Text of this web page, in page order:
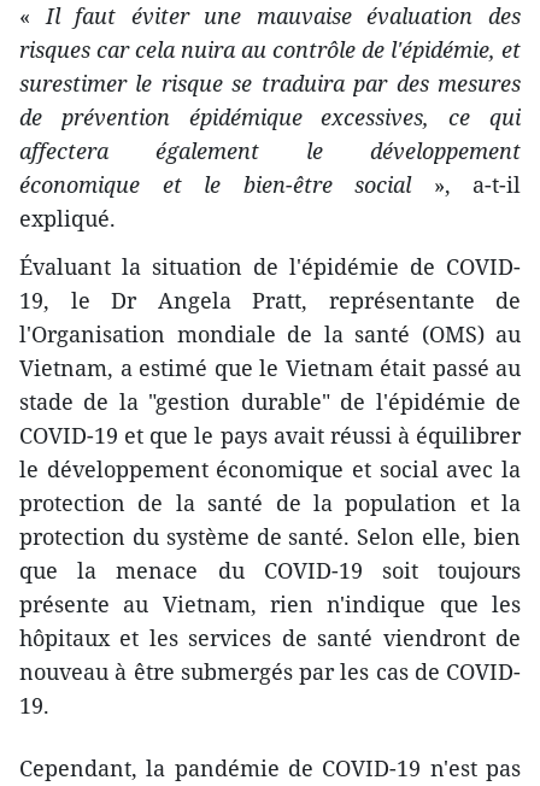
«Il faut éviter une mauvaise évaluation des
risques car cela nuira au contrôle de l'épidémie, et
surestimer le risque se traduira par des mesures
de prévention épidémique excessives, ce qui
affectera également le développement
économique et le bien-être social », a-t-il
expliqué.
Évaluant la situation de l'épidémie de COVID-
19, le Dr Angela Pratt, représentante de
l'Organisation mondiale de la santé (OMS) au
Vietnam, a estimé que le Vietnam était passé au
stade de la "gestion durable" de l'épidémie de
COVID-19 et que le pays avait réussi à équilibrer
le développement économique et social avec la
protection de la santé de la population et la
protection du système de santé. Selon elle, bien
que la menace du COVID-19 soit toujours
présente au Vietnam, rien n'indique que les
hôpitaux et les services de santé viendront de
nouveau à être submergés par les cas de COVID-
19.
Cependant, la pandémie de COVID-19 n'est pas